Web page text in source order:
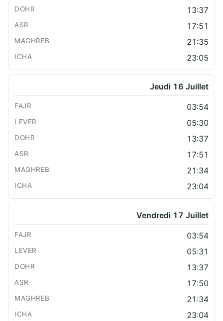
13:37
17:51
21:35
23:05
Jeudi 16 Juillet
03:54
05:30
13:37
17:51
21:34
23:04
Vendredi 17 Juillet
03:54
05:31
13:37
17:50
21:34
23:04